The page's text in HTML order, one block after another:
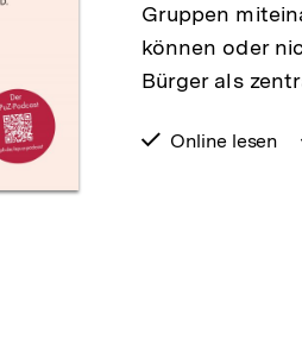
Gruppen
können oder
Bürger als
verfügbar
Online lesen